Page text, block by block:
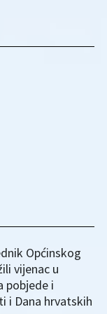
Općinskog
vijenac u
pobjede i
i Dana hrvatskih